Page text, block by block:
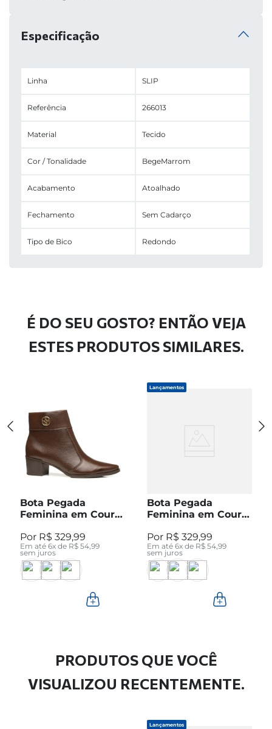
Especificação
Linha SLIP
Referência 266013
Material Tecido
Cor / Tonalidade BegeMarrom
Acabamento Atoalhado
Fechamento Sem Cadarço
Tipo de Bico Redondo
É DO SEU GOSTO? ENTÃO VEJA
ESTES PRODUTOS SIMILARES.
Bota Pegada
Feminina em Couro
280512-04
R$ 329,99
Em até 6x de R$ 54,99
sem juros
Lançamentos
Bota Pegada
Feminina em Couro
280512-05
R$ 329,99
Em até 6x de R$ 54,99
sem juros
PRODUTOS QUE VOCÊ
VISUALIZOU RECENTEMENTE.
Lançamentos